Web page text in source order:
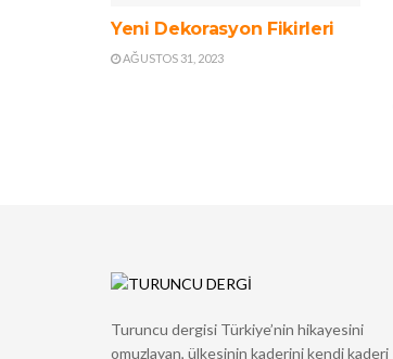
Yeni Dekorasyon Fikirleri
AĞUSTOS 31, 2023
Turuncu dergisi Türkiye’nin hikayesini
omuzlayan, ülkesinin kaderini kendi kaderi